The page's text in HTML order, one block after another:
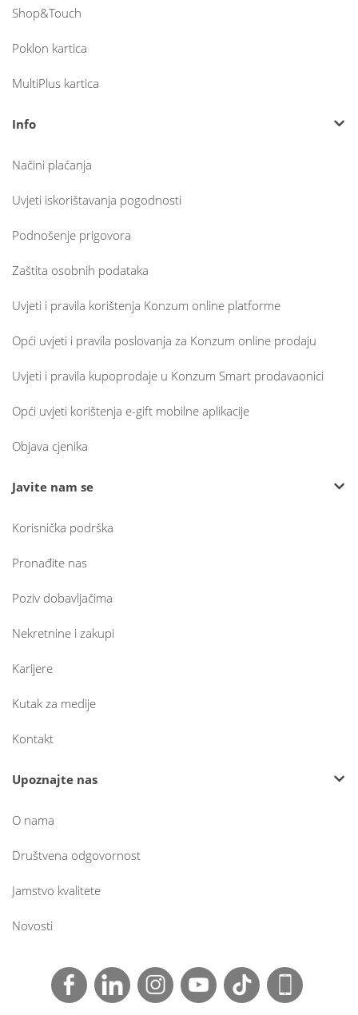
Shop&Touch
Poklon kartica
MultiPlus kartica
Info
Načini plaćanja
Uvjeti iskorištavanja pogodnosti
Podnošenje prigovora
Zaštita osobnih podataka
Uvjeti i pravila korištenja Konzum online platforme
Opći uvjeti i pravila poslovanja za Konzum online prodaju
Uvjeti i pravila kupoprodaje u Konzum Smart prodavaonici
Opći uvjeti korištenja e-gift mobilne aplikacije
Objava cjenika
Javite nam se
Korisnička podrška
Pronađite nas
Poziv dobavljačima
Nekretnine i zakupi
Karijere
Kutak za medije
Kontakt
Upoznajte nas
O nama
Društvena odgovornost
Jamstvo kvalitete
Novosti